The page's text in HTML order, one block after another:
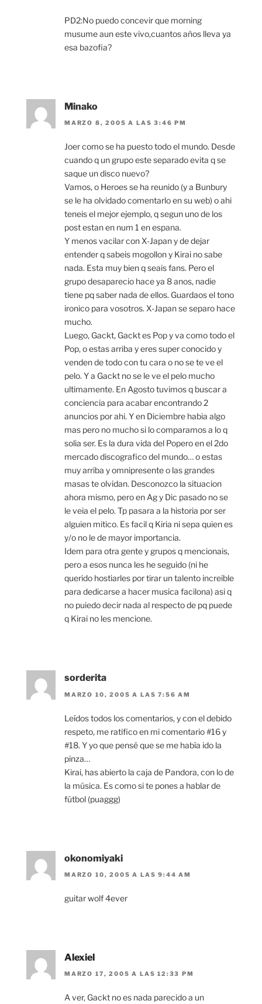
PD2:No puedo concevir que morning
musume aun este vivo,cuantos años lleva ya
esa bazofia?
Minako
MARZO 8, 2005 A LAS 3:46 PM
Joer como se ha puesto todo el mundo. Desde
cuando q un grupo este separado evita q se
saque un disco nuevo?
Vamos, o Heroes se ha reunido (y a Bunbury
se le ha olvidado comentarlo en su web) o ahi
teneis el mejor ejemplo, q segun uno de los
post estan en num 1 en espana.
Y menos vacilar con X-Japan y de dejar
entender q sabeis mogollon y Kirai no sabe
nada. Esta muy bien q seais fans. Pero el
grupo desaparecio hace ya 8 anos, nadie
tiene pq saber nada de ellos. Guardaos el tono
ironico para vosotros. X-Japan se separo hace
mucho.
Luego, Gackt, Gackt es Pop y va como todo el
Pop, o estas arriba y eres super conocido y
venden de todo con tu cara o no se te ve el
pelo. Y a Gackt no se le ve el pelo mucho
ultimamente. En Agosto tuvimos q buscar a
conciencia para acabar encontrando 2
anuncios por ahi. Y en Diciembre habia algo
mas pero no mucho si lo comparamos a lo q
solia ser. Es la dura vida del Popero en el 2do
mercado discografico del mundo… o estas
muy arriba y omnipresente o las grandes
masas te olvidan. Desconozco la situacion
ahora mismo, pero en Ag y Dic pasado no se
le veia el pelo. Tp pasara a la historia por ser
alguien mitico. Es facil q Kiria ni sepa quien es
y/o no le de mayor importancia.
Idem para otra gente y grupos q mencionais,
pero a esos nunca les he seguido (ni he
querido hostiarles por tirar un talento increible
para dedicarse a hacer musica facilona) asi q
no puiedo decir nada al respecto de pq puede
q Kirai no les mencione.
sorderita
MARZO 10, 2005 A LAS 7:56 AM
Leídos todos los comentarios, y con el debido
respeto, me ratifico en mi comentario #16 y
#18. Y yo que pensé que se me había ido la
pinza…
Kirai, has abierto la caja de Pandora, con lo de
la música. Es como si te pones a hablar de
fútbol (puaggg)
okonomiyaki
MARZO 10, 2005 A LAS 9:44 AM
guitar wolf 4ever
Alexiel
MARZO 17, 2005 A LAS 12:33 PM
A ver, Gackt no es nada parecido a un